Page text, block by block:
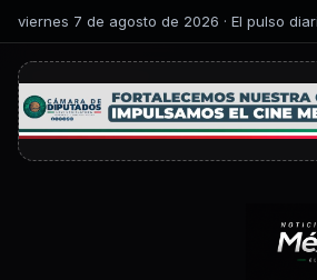
viernes 7 de agosto de 2026 · El pulso